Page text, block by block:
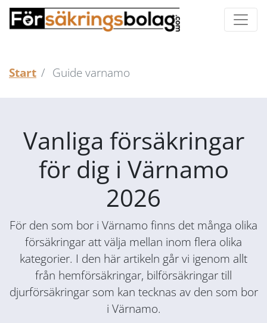
Start Guide varnamo
Vanliga försäkringar
för dig i Värnamo
2026
För den som bor i Värnamo finns det många olika
försäkringar att välja mellan inom flera olika
kategorier. I den här artikeln går vi igenom allt
från hemförsäkringar, bilförsäkringar till
djurförsäkringar som kan tecknas av den som bor
i Värnamo.